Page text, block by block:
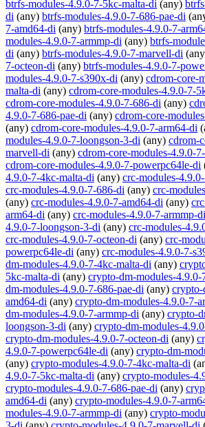
btrfs-modules-4.9.0-7-5kc-malta-di (any)
di (any) btrfs-modules-4.9.0-7-686-pae-di
7-amd64-di (any) btrfs-modules-4.9.0-7-
modules-4.9.0-7-armmp-di (any) btrfs-
di (any) btrfs-modules-4.9.0-7-marvell-di
7-octeon-di (any) btrfs-modules-4.9.0-7-
modules-4.9.0-7-s390x-di (any) cdrom-core-
malta-di (any) cdrom-core-modules-4.9.0-7-
cdrom-core-modules-4.9.0-7-686-di (any)
4.9.0-7-686-pae-di (any) cdrom-core-
(any) cdrom-core-modules-4.9.0-7-arm64-di
modules-4.9.0-7-loongson-3-di (any) cdrom-
marvell-di (any) cdrom-core-modules-4.9.0-
cdrom-core-modules-4.9.0-7-powerpc64le-di
4.9.0-7-4kc-malta-di (any) crc-modules-
crc-modules-4.9.0-7-686-di (any) crc-
(any) crc-modules-4.9.0-7-amd64-di (any)
arm64-di (any) crc-modules-4.9.0-7-armmp-di
4.9.0-7-loongson-3-di (any) crc-modules-
crc-modules-4.9.0-7-octeon-di (any) crc-
powerpc64le-di (any) crc-modules-4.9.0-7-
dm-modules-4.9.0-7-4kc-malta-di (any)
5kc-malta-di (any) crypto-dm-modules-4.9.0-
dm-modules-4.9.0-7-686-pae-di (any) crypto-
amd64-di (any) crypto-dm-modules-4.9.0-7-
dm-modules-4.9.0-7-armmp-di (any) crypto-
loongson-3-di (any) crypto-dm-modules-
crypto-dm-modules-4.9.0-7-octeon-di (any)
4.9.0-7-powerpc64le-di (any) crypto-dm-
(any) crypto-modules-4.9.0-7-4kc-malta-di
4.9.0-7-5kc-malta-di (any) crypto-modules-
crypto-modules-4.9.0-7-686-pae-di (any)
amd64-di (any) crypto-modules-4.9.0-7-
modules-4.9.0-7-armmp-di (any) crypto-